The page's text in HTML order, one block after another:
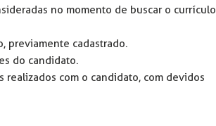
no momento de buscar o currículo
previamente cadastrado.
do candidato.
realizados com o candidato, com devidos